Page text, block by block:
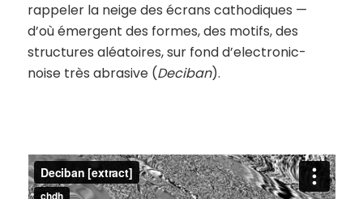
rappeler la neige des écrans cathodiques —
d’où émergent des formes, des motifs, des
structures aléatoires, sur fond d’electronic-
noise très abrasive (Deciban).